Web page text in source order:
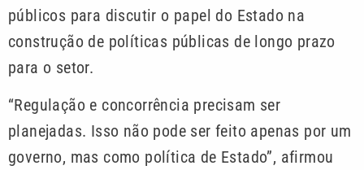
públicos para discutir o papel do Estado na
construção de políticas públicas de longo prazo
para o setor.
“Regulação e concorrência precisam ser
planejadas. Isso não pode ser feito apenas por um
governo, mas como política de Estado”, afirmou